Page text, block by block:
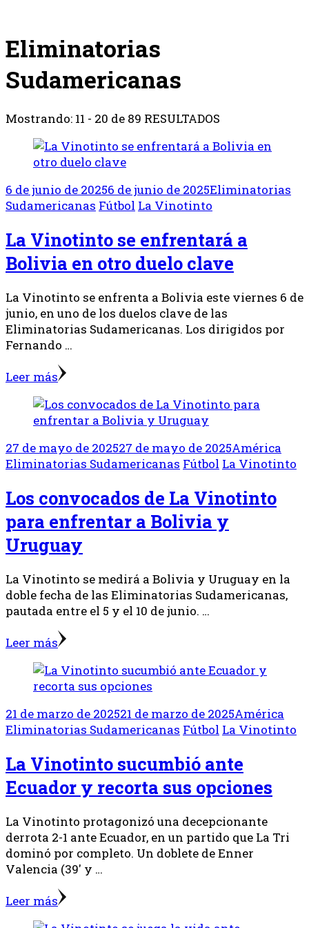
Eliminatorias
Sudamericanas
Mostrando: 11 - 20 de 89 RESULTADOS
6 de junio de 20256 de junio de 2025Eliminatorias
Sudamericanas Fútbol La Vinotinto
La Vinotinto se enfrentará a
Bolivia en otro duelo clave
La Vinotinto se enfrenta a Bolivia este viernes 6 de
junio, en uno de los duelos clave de las
Eliminatorias Sudamericanas. Los dirigidos por
Fernando …
Leer más
27 de mayo de 202527 de mayo de 2025América
Eliminatorias Sudamericanas Fútbol La Vinotinto
Los convocados de La Vinotinto
para enfrentar a Bolivia y
Uruguay
La Vinotinto se medirá a Bolivia y Uruguay en la
doble fecha de las Eliminatorias Sudamericanas,
pautada entre el 5 y el 10 de junio. …
Leer más
21 de marzo de 202521 de marzo de 2025América
Eliminatorias Sudamericanas Fútbol La Vinotinto
La Vinotinto sucumbió ante
Ecuador y recorta sus opciones
La Vinotinto protagonizó una decepcionante
derrota 2-1 ante Ecuador, en un partido que La Tri
dominó por completo. Un doblete de Enner
Valencia (39′ y …
Leer más